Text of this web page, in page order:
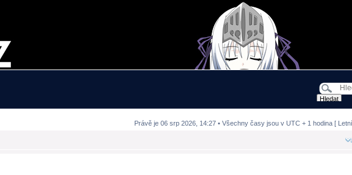
Právě je 06 srp 2026, 14:27 • Všechny časy jsou v UTC + 1 hodina [